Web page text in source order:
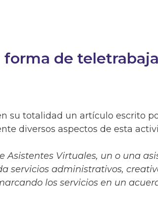
de
su totalidad un artículo escrito
diversos aspectos de esta
Asistentes Virtuales, un o una
servicios administrativos,
los servicios en un